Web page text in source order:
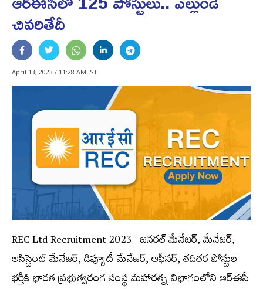
చివ‌రితేదీ
April 13, 2023 / 11:28 AM IST
REC Ltd Recruitment 2023 | జనరల్‌ మేనేజర్‌, మేనేజర్‌,
అసిస్టెంట్‌ మేనేజర్‌, డిప్యూటీ మేనేజర్‌, ఆఫీసర్‌, త‌దిత‌ర పోస్టుల
భ‌ర్తీకి భారత ప్రభుత్వరంగ సంస్థ మహారత్న విభాగంలోని ఆర్‌ఈసీ